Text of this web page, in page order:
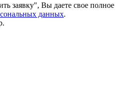
заявку", Вы даете свое полное
данных.